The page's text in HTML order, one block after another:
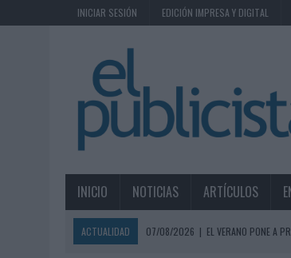
INICIAR SESIÓN EDICIÓN IMPRESA Y DIGITAL
INICIO NOTICIAS ARTÍCULOS
ACTUALIDAD 07/08/2026 | EL VERANO PONE A